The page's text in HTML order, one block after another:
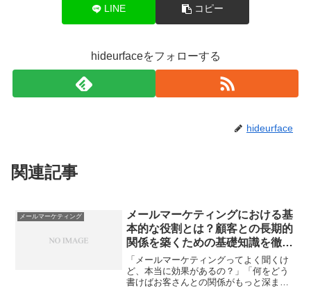
LINE コピー
hideurfaceをフォローする
hideurface
関連記事
メールマーケティング
メールマーケティングにおける基
本的な役割とは？顧客との長期的
関係を築くための基礎知識を徹底
解説
「メールマーケティングってよく聞くけ
ど、本当に効果があるの？」「何をどう
書けばお客さんとの関係がもっと深まる